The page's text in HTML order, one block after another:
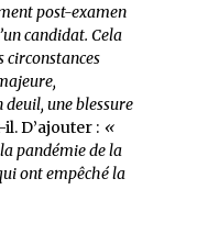
post-examen
candidat. Cela
circonstances
une blessure
D’ajouter : «
la pandémie de la
ont empêché la